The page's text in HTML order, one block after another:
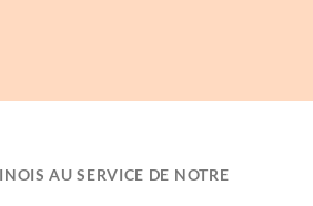
AU SERVICE DE NOTRE